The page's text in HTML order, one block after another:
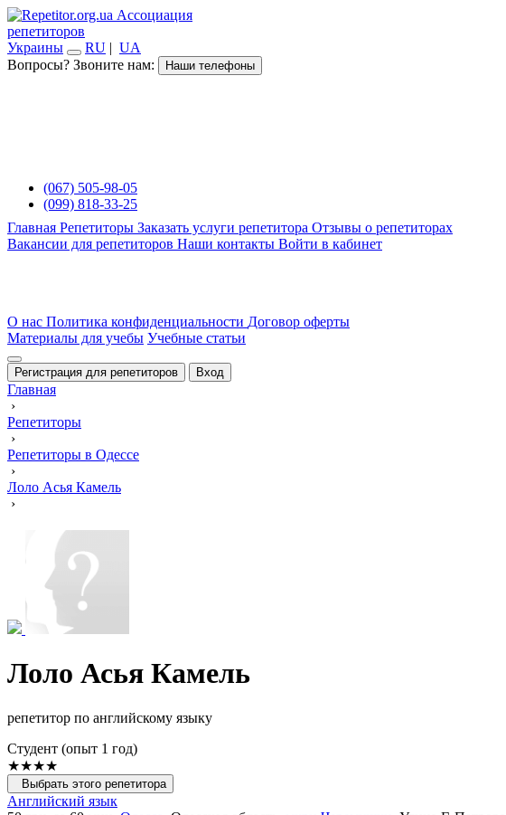
Ассоциация
репетиторов
Украины
RU | UA
Вопросы? Звоните нам:
Наши телефоны
(067) 505-98-05
(099) 818-33-25
Главная Репетиторы Заказать услуги репетитора Отзывы о репетиторах
Вакансии для репетиторов Наши контакты Войти в кабинет
О нас Политика конфиденциальности Договор оферты
Материалы для учебы Учебные статьи
Регистрация для репетиторов Вход
Главная
›
Репетиторы
›
Репетиторы в Одессе
›
Лоло Асья Камель
›
Лоло Асья Камель
репетитор по английскому языку
Cтудент (опыт 1 год)
★★★★
Выбрать этого репетитора
Английский язык